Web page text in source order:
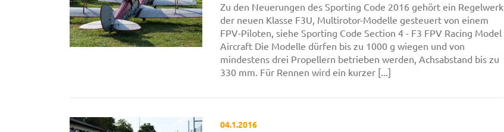
Zu den Neuerungen des Sporting Code 2016 gehört ein Regelwerk
der neuen Klasse F3U, Multirotor-Modelle gesteuert von einem
FPV-Piloten, siehe Sporting Code Section 4 - F3 FPV Racing Model
Aircraft Die Modelle dürfen bis zu 1000 g wiegen und von
mindestens drei Propellern betrieben werden, Achsabstand bis zu
330 mm. Für Rennen wird ein kurzer [...]
04.1.2016